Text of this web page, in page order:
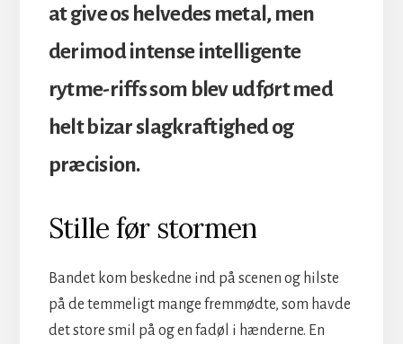
at give os helvedes metal, men
derimod intense intelligente
rytme-riffs som blev udført med
helt bizar slagkraftighed og
præcision.
Stille før stormen
Bandet kom beskedne ind på scenen og hilste
på de temmeligt mange fremmødte, som havde
det store smil på og en fadøl i hænderne. En